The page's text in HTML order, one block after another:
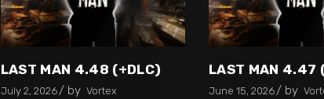
LAST MAN 4.48 (+DLC)
July 2, 2026 by Vortex
LAST MAN 4.47
June 15, 2026 by